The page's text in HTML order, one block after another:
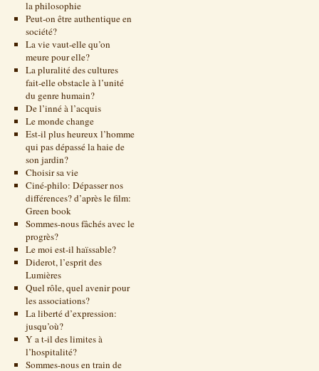
la philosophie
Peut-on être authentique en
société?
La vie vaut-elle qu’on
meure pour elle?
La pluralité des cultures
fait-elle obstacle à l’unité
du genre humain?
De l’inné à l’acquis
Le monde change
Est-il plus heureux l’homme
qui pas dépassé la haie de
son jardin?
Choisir sa vie
Ciné-philo: Dépasser nos
différences? d’après le film:
Green book
Sommes-nous fâchés avec le
progrès?
Le moi est-il haïssable?
Diderot, l’esprit des
Lumières
Quel rôle, quel avenir pour
les associations?
La liberté d’expression:
jusqu’où?
Y a t-il des limites à
l’hospitalité?
Sommes-nous en train de